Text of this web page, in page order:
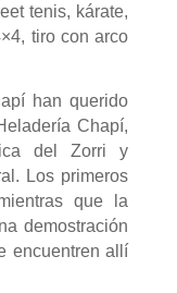
tenis, kárate,
tiro con arco
han querido
Chapí,
del Zorri y
Los primeros
que la
demostración
encuentren allí